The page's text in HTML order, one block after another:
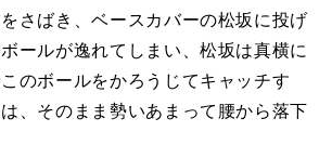
さばき、ベースカバーの松坂に投げ
ールが逸れてしまい、松坂は真横に
のボールをかろうじてキャッチす
、そのまま勢いあまって腰から落下